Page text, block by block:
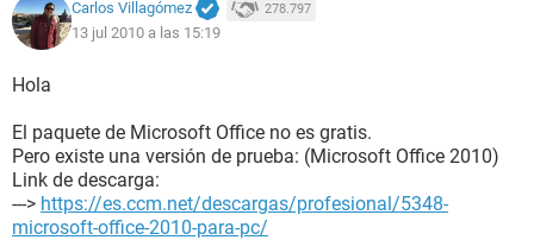
Carlos Villagómez 278.797
13 jul 2010 a las 15:19
Hola
El paquete de Microsoft Office no es gratis.
Pero existe una versión de prueba: (Microsoft Office 2010)
Link de descarga:
---> https://es.ccm.net/descargas/profesional/5348-
microsoft-office-2010-para-pc/